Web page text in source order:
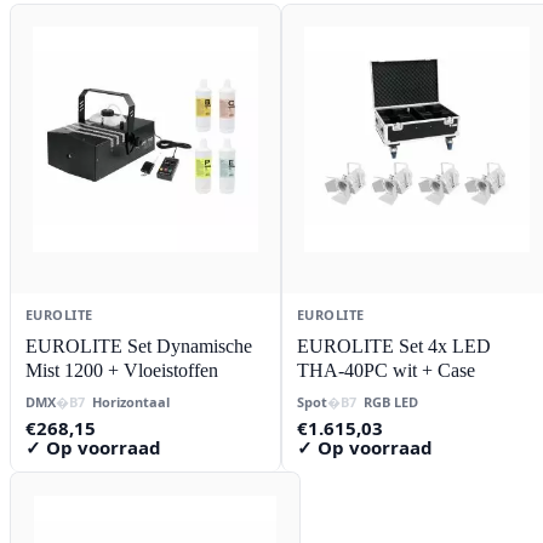
EUROLITE
EUROLITE Set Dynamische
Mist 1200 + Vloeistoffen
DMX Horizontaal
€268,15
✓ Op voorraad
EUROLITE
EUROLITE Set 4x LED
THA-40PC wit + Case
Spot RGB LED
€1.615,03
✓ Op voorraad